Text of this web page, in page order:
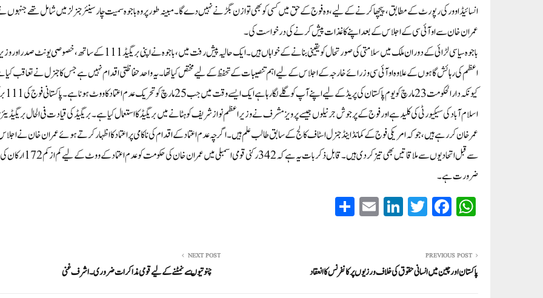
انسائیڈ اوور کی رپورٹ کے مطابق، پیچھا کرنے کے لیے، وہ فوج کے حق میں کسی کو بھی توازن بگڑنے نہیں دے گا۔ مبینہ طور پر وہ باجوہ سمیت چار سینئر جنرلز میں شامل تھے جنہوں
عمران خان سے او آئی سی کے اجلاس کے بعد اپنے کاغذات پیش کرنے کی درخواست کی۔
باجوہ سیاسی لڑائی کے دوران ملک میں سلامتی کی صورتحال کو یقینی بنانے کے خواہاں ہیں۔ ایک حالیہ پیش رفت میں، باجوہ نے اپنی بریگیڈ 111 کے ساتھ، خصوصی یونٹ صدر
اعظم کی رہائش گاہوں کے علاوہ او آئی سی وزرائے خارجہ کے اجلاس کے لیے اہم تنصیبات کے تحفظ کے لیے مختص کیا تھا۔ یہ واحد حفاظتی اقدام نہیں ہے جس کا جنرل نے تعاقب
کیونکہ دارالحکومت 23 مارچ
اسلام آباد کی سیکیورٹی کی کلید ہے اور فوج کے پرجوش جرنیلوں جیسے پرویز مشرف نے وزیراعظم نواز شریف کو ہٹانے میں بریگیڈ کا استعمال کیا ہے۔ بریگیڈ کی قیادت فی الحال بریگیڈیئر
عمر خان کر رہے ہیں، جو کہ امریکی فوج کے کمانڈ اینڈ جنرل اسٹاف کالج کے سابق طالب علم ہیں۔اگرچہ عدم اعتماد کے اقدام کی ناکامی پر اعتماد کا اظہار کرتے ہوئے عمران خان نے
سے قبل اتحادیوں سے ملاقاتیں بھی تیز کر دی ہیں۔ قابل ذکر بات یہ ہے کہ 342 رکنی قومی اسمبلی میں عمران خان کی حکومت کو عدم اعتماد کے ووٹ کے لیے کم از کم 172 ارکان کی
ضرورت ہے۔
W
ha
A
pp
Fa
ce
ok
T
wi
r
Li
nk
In
E
m
PREVIOUS POST
پاکستان اور چین میں انسانی حقوق کی خلاف ورزیوں پر کانفرنس کا انعقاد
NEXT POST
چنوتیوںسے نمٹنے کے لیے قومی مذاکرات ضروری۔ اشرف غنی